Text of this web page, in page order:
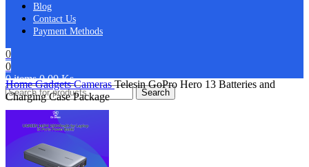
Blog
Contact Us
Payment Methods
0
0
0items 0.00Ks
Search
HomeGadgetsCamerasTelesin GoPro Hero 13 Batteries and
Charging Case Package